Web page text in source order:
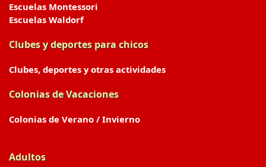
Escuelas Montessori
Escuelas Waldorf
Clubes y deportes para chicos
Clubes, deportes y otras actividades
Colonias de Vacaciones
Colonias de Verano / Invierno
Adultos